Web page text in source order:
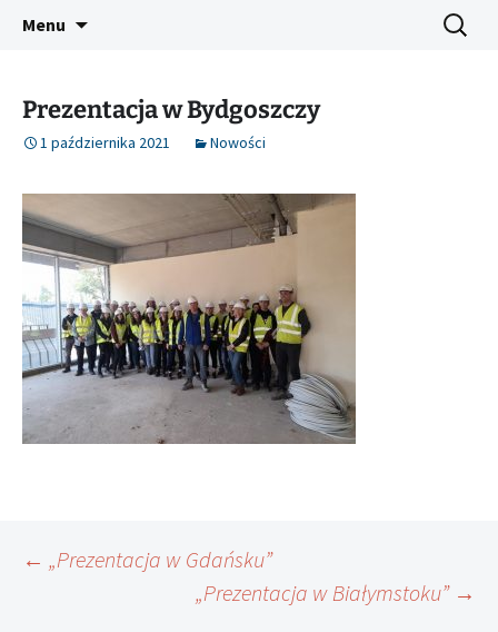
IPCIC ERASMUS+ PROJECT
IMPROVEMENT OF PROFESSIONAL
Menu Szukaj:
Prezentacja w Bydgoszczy
1 października 2021 Nowości
Nawigacja
← „Prezentacja w Gdańsku”
„Prezentacja w Białymstoku” →